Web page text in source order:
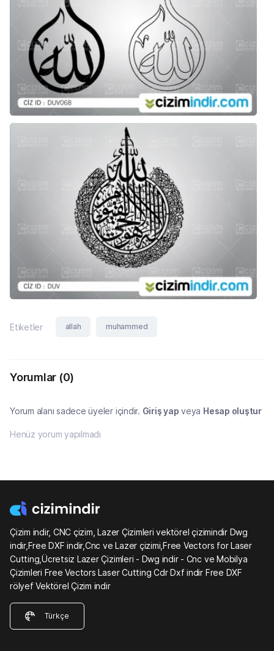
Etiketler allah muhammed
Yorumlar (0)
Yorum alanı sadece üyeler içindir. Giriş yap veya Hesap oluştur
Henüz yorum yapılmadı
Çizim indir, CNC çizim, Lazer Çizimleri vektörel çizimindir Dwg
indir,Free DXF indir,Cnc ve Lazer çizimi,Free Vectors for Laser
Cutting,Ücretsiz Lazer Çizimleri - Dwg indir - Cnc ve Mobilya
Çizimleri Free Vectors Laser Cutting Cdr Dxf indir Free DXF
rölyef Vektörel Çizim indir
Türkçe